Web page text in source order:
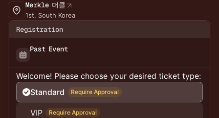
Merkle 머클
1st, South Korea
Registration
Past Event
Welcome! Please choose your desired ticket type:
Standard
Require Approval
VIP Require Approval